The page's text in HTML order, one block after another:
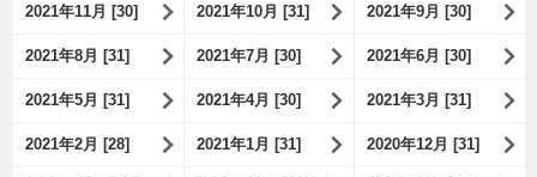
2021年11月 [30] 2021年10月 [31] 2021年9月 [30]
2021年8月 [31] 2021年7月 [30] 2021年6月 [30]
2021年5月 [31] 2021年4月 [30] 2021年3月 [31]
2021年2月 [28] 2021年1月 [31] 2020年12月 [31]